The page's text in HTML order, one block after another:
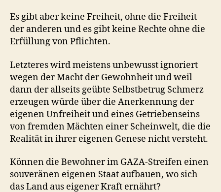
Es gibt aber keine Freiheit, ohne die Freiheit
der anderen und es gibt keine Rechte ohne die
Erfüllung von Pflichten.
Letzteres wird meistens unbewusst ignoriert
wegen der Macht der Gewohnheit und weil
dann der allseits geübte Selbstbetrug Schmerz
erzeugen würde über die Anerkennung der
eigenen Unfreiheit und eines Getriebenseins
von fremden Mächten einer Scheinwelt, die die
Realität in ihrer eigenen Genese nicht versteht.
Können die Bewohner im GAZA-Streifen einen
souveränen eigenen Staat aufbauen, wo sich
das Land aus eigener Kraft ernährt?